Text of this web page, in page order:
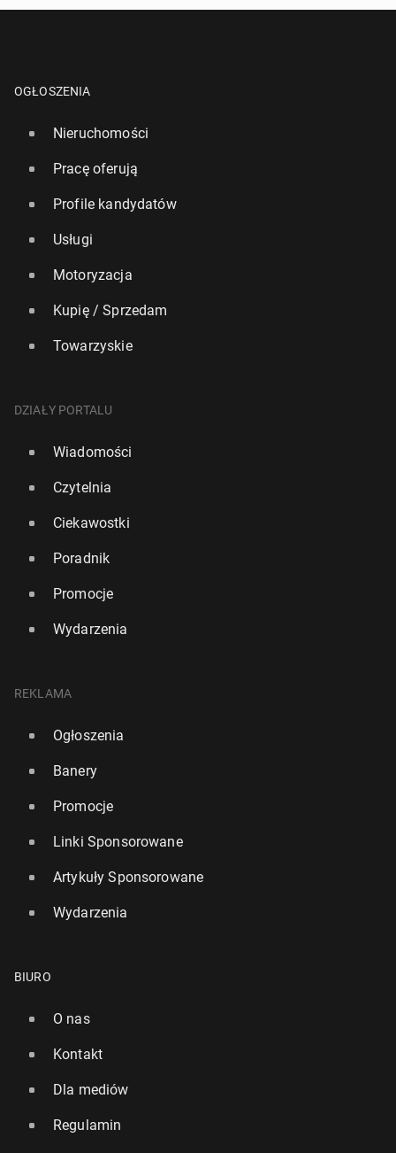
OGŁOSZENIA
Nieruchomości
Pracę oferują
Profile kandydatów
Usługi
Motoryzacja
Kupię / Sprzedam
Towarzyskie
DZIAŁY PORTALU
Wiadomości
Czytelnia
Ciekawostki
Poradnik
Promocje
Wydarzenia
REKLAMA
Ogłoszenia
Banery
Promocje
Linki Sponsorowane
Artykuły Sponsorowane
Wydarzenia
BIURO
O nas
Kontakt
Dla mediów
Regulamin